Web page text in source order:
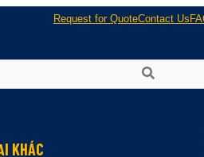
Request for QuoteContact Us
KHÁC